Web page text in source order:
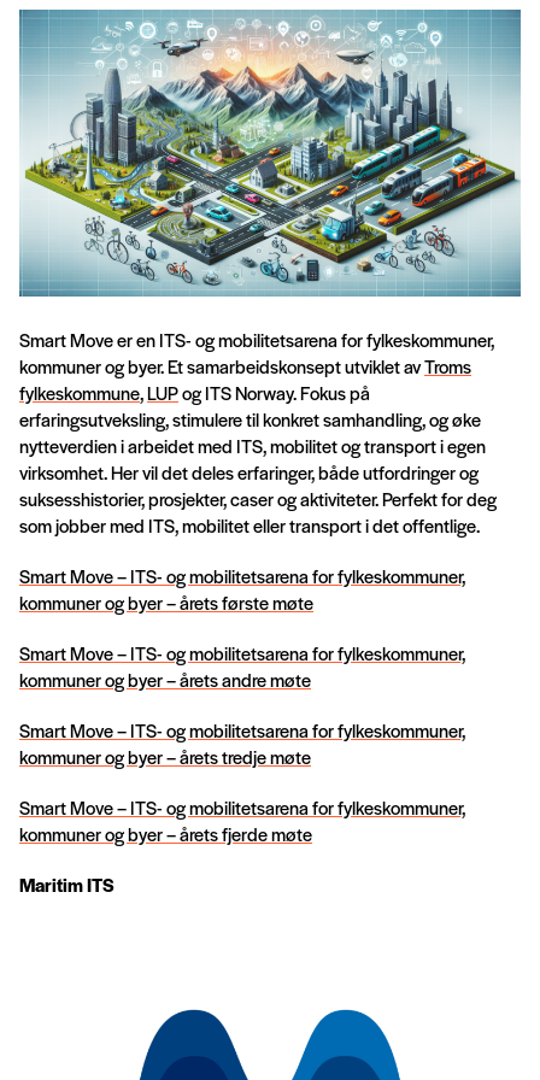
Smart Move er en ITS- og mobilitetsarena for fylkeskommuner,
kommuner og byer. Et samarbeidskonsept utviklet avTroms
fylkeskommune,LUPog ITS Norway. Fokus på
erfaringsutveksling, stimulere til konkret samhandling, og øke
nytteverdien i arbeidet med ITS, mobilitet og transport i egen
virksomhet. Her vil det deles erfaringer, både utfordringer og
suksesshistorier, prosjekter, caser og aktiviteter. Perfekt for deg
som jobber med ITS, mobilitet eller transport i det offentlige.
Smart Move – ITS- og mobilitetsarena for fylkeskommuner,
kommuner og byer – årets første møte
Smart Move – ITS- og mobilitetsarena for fylkeskommuner,
kommuner og byer – årets andre møte
Smart Move – ITS- og mobilitetsarena for fylkeskommuner,
kommuner og byer – årets tredje møte
Smart Move – ITS- og mobilitetsarena for fylkeskommuner,
kommuner og byer – årets fjerde møte
Maritim ITS